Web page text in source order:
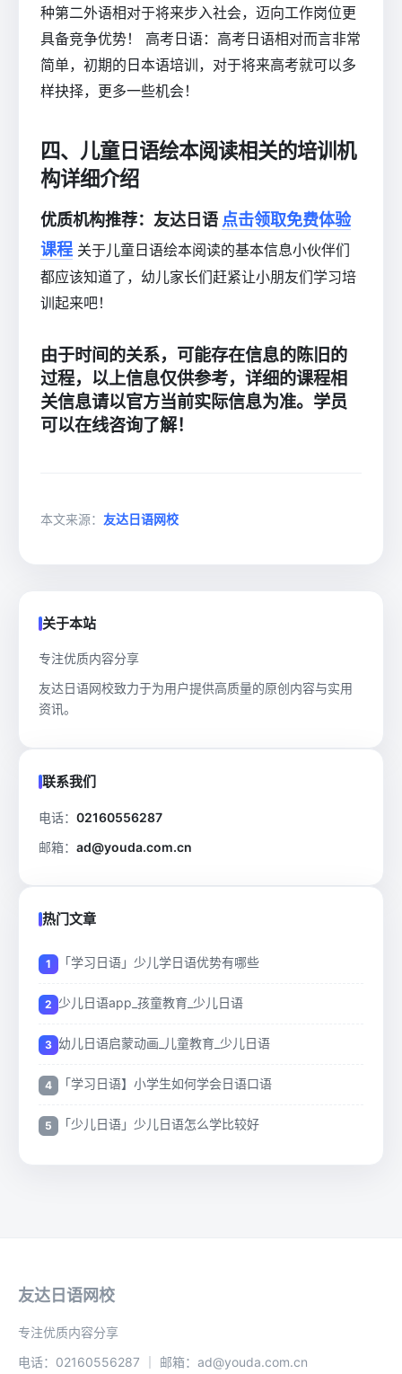
种第二外语相对于将来步入社会，迈向工作岗位更
具备竞争优势！ 高考日语：高考日语相对而言非常
简单，初期的日本语培训，对于将来高考就可以多
样抉择，更多一些机会！
四、儿童日语绘本阅读相关的培训机
构详细介绍
优质机构推荐：友达日语 点击领取免费体验
课程 关于儿童日语绘本阅读的基本信息小伙伴们
都应该知道了，幼儿家长们赶紧让小朋友们学习培
训起来吧！
由于时间的关系，可能存在信息的陈旧的
过程，以上信息仅供参考，详细的课程相
关信息请以官方当前实际信息为准。学员
可以在线咨询了解！
本文来源： 友达日语网校
关于本站
专注优质内容分享
友达日语网校致力于为用户提供高质量的原创内容与实用
资讯。
联系我们
电话： 02160556287
邮箱： ad@youda.com.cn
热门文章
「学习日语」少儿学日语优势有哪些
少儿日语app_孩童教育_少儿日语
幼儿日语启蒙动画_儿童教育_少儿日语
「学习日语】小学生如何学会日语口语
「少儿日语」少儿日语怎么学比较好
友达日语网校
专注优质内容分享
电话：02160556287 ｜ 邮箱：ad@youda.com.cn